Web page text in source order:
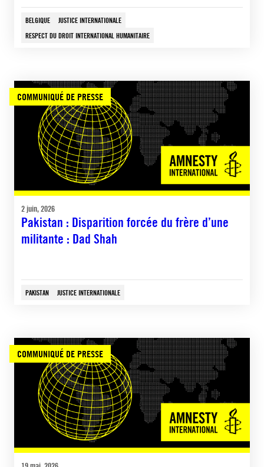
BELGIQUE
JUSTICE INTERNATIONALE
RESPECT DU DROIT INTERNATIONAL HUMANITAIRE
COMMUNIQUÉ DE PRESSE
2 juin, 2026
Pakistan : Disparition forcée du frère d’une
militante : Dad Shah
PAKISTAN JUSTICE INTERNATIONALE
COMMUNIQUÉ DE PRESSE